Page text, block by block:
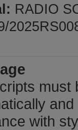
RADIO
must
with